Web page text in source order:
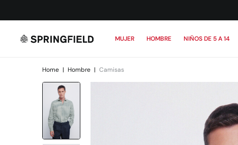
MUJER HOMBRE NIÑOS DE 5 A 14
Home | Hombre | Camisas